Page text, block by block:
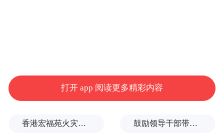
打开 app 阅读更多精彩内容
香港宏福苑火灾跨部门调查最终报告：大火或由烟头引起 鼓励领导干部带头休假之后又撤回文件，到底什么意思嘛？